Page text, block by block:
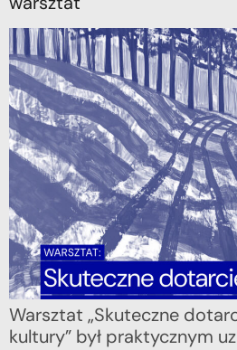
Warsztat „Skuteczne
kultury” był praktycznym